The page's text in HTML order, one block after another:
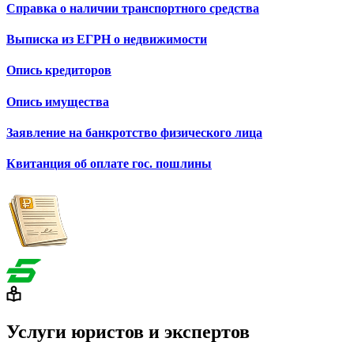
Справка о наличии транспортного средства
Выписка из ЕГРН о недвижимости
Опись кредиторов
Опись имущества
Заявление на банкротство физического лица
Квитанция об оплате гос. пошлины
Услуги юристов и экспертов